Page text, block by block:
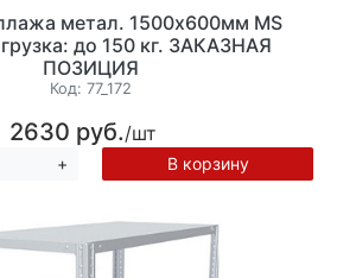
метал. 1500х600мм MS
до 150 кг. ЗАКАЗНАЯ
ПОЗИЦИЯ
Код: 77_172
2630 руб./шт
+ В корзину